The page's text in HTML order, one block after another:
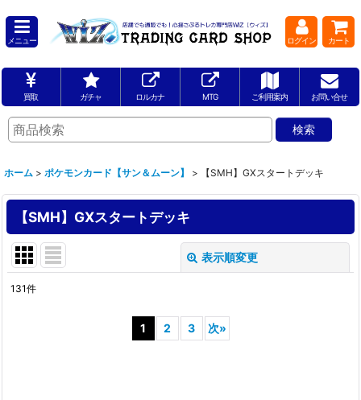
メニュー ログイン カート
買取 ガチャ ロルカナ MTG ご利用案内 お問い合せ
ホーム > ポケモンカード【サン＆ムーン】 > 【SMH】GXスタートデッキ
【SMH】GXスタートデッキ
表示順変更
131件
1 2 3 次»